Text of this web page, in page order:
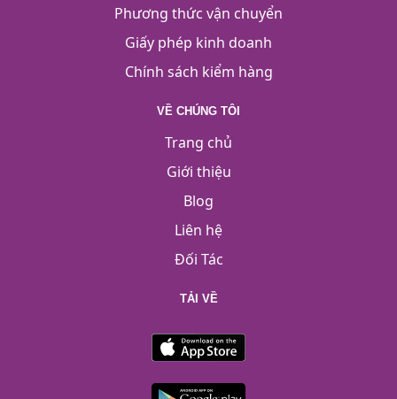
Phương thức vận chuyển
Giấy phép kinh doanh
Chính sách kiểm hàng
VỀ CHÚNG TÔI
Trang chủ
Giới thiệu
Blog
Liên hệ
Đối Tác
TẢI VỀ